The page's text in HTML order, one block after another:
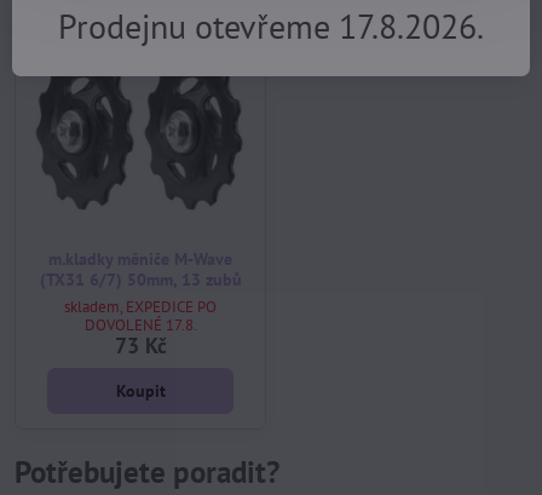
skladem, EXPEDICE PO
DOVOLENÉ 17.8.
73 Kč
Koupit
Potřebujete poradit?
Prodejnu otevřeme 17.8.2026.